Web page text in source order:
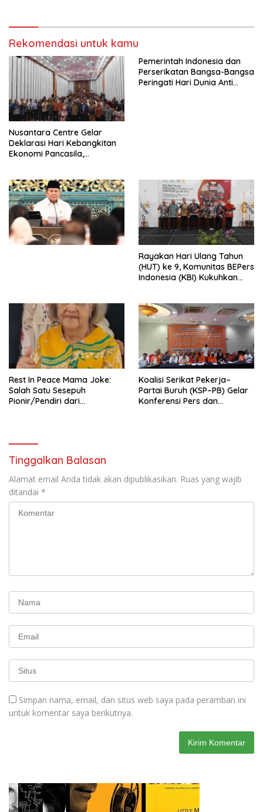
Kasih Allah.
RUU Ketenagakerjaan Baru.
Rekomendasi untuk kamu
Nusantara Centre Gelar
Deklarasi Hari Kebangkitan
Ekonomi Pancasila,
Penjajahan (Pergolakan
Ekonomi Politik Indonesia) &
Simposium Nasional “Urgensi
Undang-Undang
Perekonomian Nasional dan
Kesejahteraan Sosial dalam
Pemerintah Indonesia dan
Perserikatan Bangsa-Bangsa
Peringati Hari Dunia Anti
Rayakan Hari Ulang Tahun
(HUT) ke 9, Komunitas BEPers
Indonesia (KBI) Kukuhkan
Tema: “Penguatan dan
Pengembangan Organisasi
KBI yang Berbasis Riset di
seluruh Indonesia dan
Mancanegara”.
Rest In Peace Mama Joke:
Salah Satu Sesepuh
Pionir/Pendiri dari
Kasih Allah.
Koalisi Serikat Pekerja–
Partai Buruh (KSP–PB) Gelar
Konferensi Pers dan
Tinggalkan Balasan
Alamat email Anda tidak akan dipublikasikan. Ruas yang wajib
ditandai *
Simpan nama, email, dan situs web saya pada peramban ini
untuk komentar saya berikutnya.